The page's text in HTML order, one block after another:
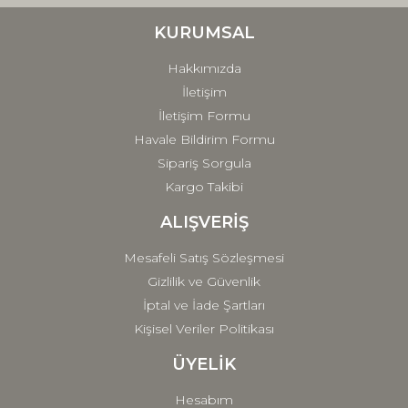
Ürün fiyatı diğer sitelerden daha pahalı.
Gönder
KURUMSAL
Hakkımızda
İletişim
İletişim Formu
Havale Bildirim Formu
Sipariş Sorgula
Kargo Takibi
ALIŞVERİŞ
Mesafeli Satış Sözleşmesi
Gizlilik ve Güvenlik
İptal ve İade Şartları
Kişisel Veriler Politikası
ÜYELİK
Hesabım